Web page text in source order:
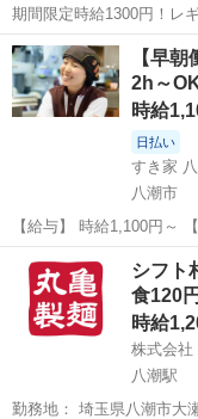
期間限定時給1300円！レ
験歓迎◎まかない有！履歴書不要 仕事内容：
★週2日～、1日3h～◎ ★
分食べ...
埼玉 八潮市 レス
【早
時給
日払い
すき家
八潮市
【給与】 時給1,100円～ 【勤務時間】 0時00分～0時00分(シフト制)、
1日2時間 週2日 から応相談 【お仕事内容】 【仕事内容】 ◆すき
タッフ募集◆
埼玉 八潮市 レス
シフト
食120
時給
株式会社
八潮駅
勤務地： 埼玉県八潮市大